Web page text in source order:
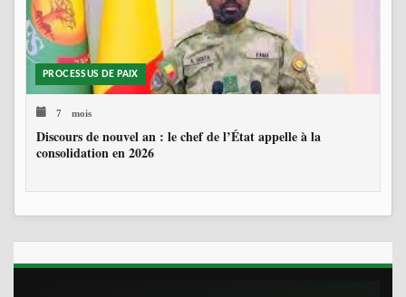
PROCESSUS DE PAIX
7 mois
Discours de nouvel an : le chef de l’État appelle à la
consolidation en 2026